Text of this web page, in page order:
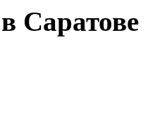
Саратове